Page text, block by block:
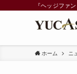
『ヘッジファ
ホーム ニ